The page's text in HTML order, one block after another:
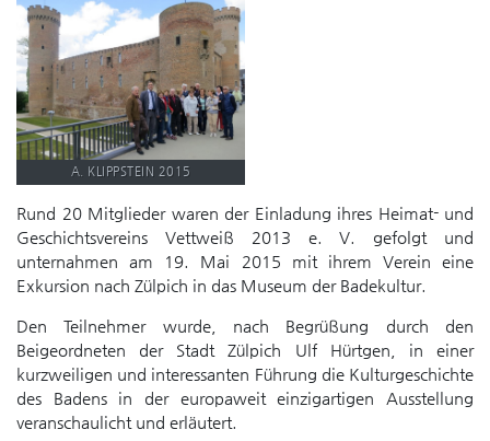
A. KLIPPSTEIN 2015
Rund 20 Mitglieder waren der Einladung ihres Heimat- und
Geschichtsvereins Vettweiß 2013 e. V. gefolgt und
unternahmen am 19. Mai 2015 mit ihrem Verein eine
Exkursion nach Zülpich in das Museum der Badekultur.
Den Teilnehmer wurde, nach Begrüßung durch den
Beigeordneten der Stadt Zülpich Ulf Hürtgen, in einer
kurzweiligen und interessanten Führung die Kulturgeschichte
des Badens in der europaweit einzigartigen Ausstellung
veranschaulicht und erläutert.